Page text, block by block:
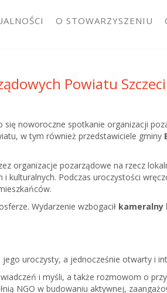
O STOWARZYSZENIU
Powiatu
się noworoczne spotkanie organizacji
w tym również przedstawiciele gminy
organizacje pozarządowe na rzecz
i kulturalnych. Podczas uroczystości
Wydarzenie wzbogacił kameralny
uroczysty, a jednocześnie otwarty i
i myśli, a także rozmowom o
NGO w budowaniu aktywnej,